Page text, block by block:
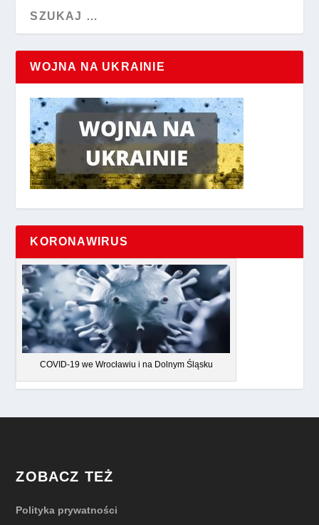
WOJNA NA UKRAINIE
KORONAWIRUS
COVID-19 we Wrocławiu i na Dolnym Śląsku
ZOBACZ TEŻ
Polityka prywatności